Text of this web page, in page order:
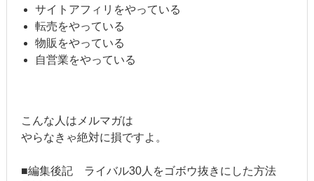
サイトアフィリをやっている
転売をやっている
物販をやっている
自営業をやっている
こんな人はメルマガは
やらなきゃ絶対に損ですよ。
■編集後記 ライバル30人をゴボウ抜きにした方法